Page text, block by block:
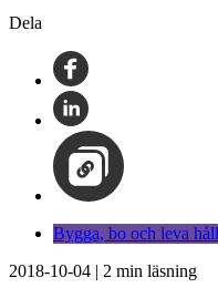
Dela
Bygga, bo och leva
2018-10-04 | 2 min läsning